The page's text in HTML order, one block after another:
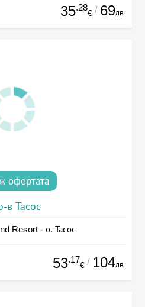
35.28
€ / 69лв.
офертата
в Тасос
Resort - о. Тасос
53.17
€ / 104лв.